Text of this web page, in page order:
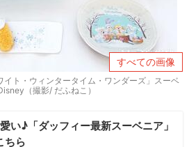
すべての画像
イト・ウィンタータイム・ワンダーズ」スーベ
（撮影/ だふねこ）
愛い♪「ダッフィー最新スーベニア」
ちら